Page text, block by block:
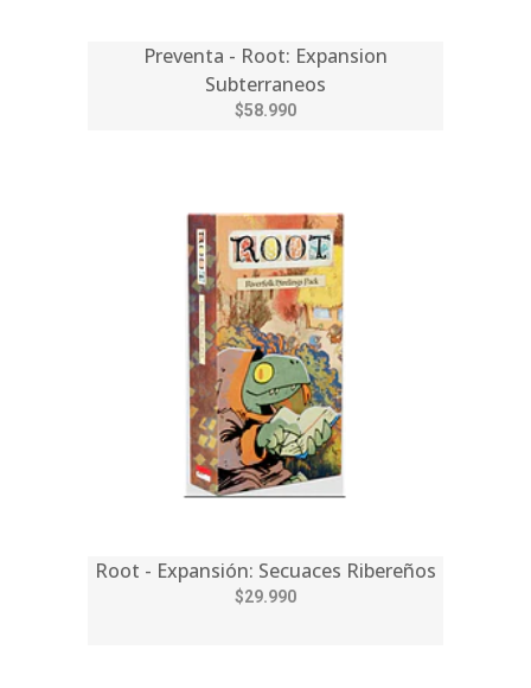
Preventa - Root: Expansion
Subterraneos
$58.990
Root - Expansión: Secuaces Ribereños
$29.990